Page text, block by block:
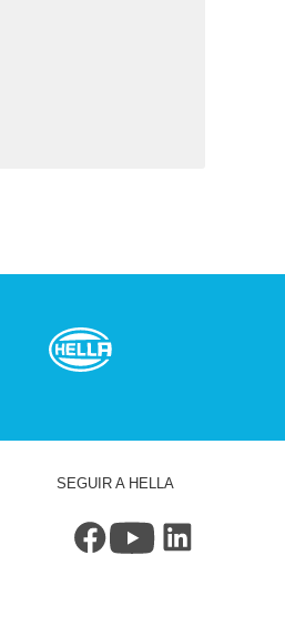
SEGUIR A HELLA